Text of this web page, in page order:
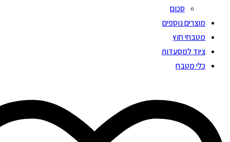
סכום
מוצרים נוספים
מטבחי חוץ
ציוד למסעדות
כלי מטבח